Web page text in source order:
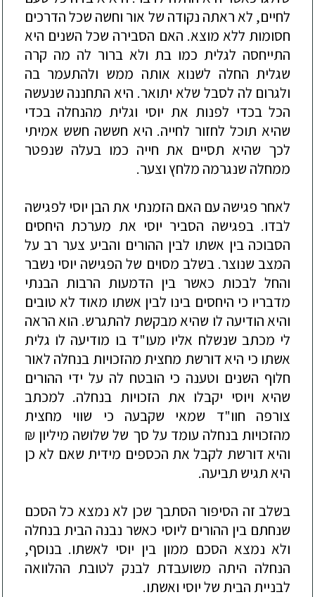
לחיים, לא ראתה נקודה של אור וחשה שכל הדרכים
חסומות ללא מוצא. האם הסבירה שכל השנים היא
התייחסה לגלית כמו בת ולא ברור לה מה קרה
שגלית החלה לשנוא אותה ממש ולהתעמר בה
ולגרום לה לסבל שלא יתואר. היא התחננה שנעשה
הכל בכדי לפנות את יוסי וגלית מהנחלה בכדי
שהיא תוכל לחזור לחייה. היא חששה חשש אמיתי
לכך שהיא תסיים את חייה כמו בעלה שנפטר
ממחלה שנגרמה מלחץ וצער.
לאחר פגישה עם האם הזמנתי את הבן יוסי לפגישה
לבדו. בפגישה הסביר יוסי את מערכת היחסים
הסבוכה בין אשתו לבין ההורים והביע צער רב על
המצב שנוצר. בשלב מסוים של הפגישה יוסי נשבר
והחל לבכות כאשר בין הדמעות הרבות הבנתי
מדבריו כי היחסים בינו לבין אשתו מאוד לא טובים
והיא הודיעה לו שהיא מבקשת להתגרש. הוא הראה
לי מכתב שנשלח אליו מעו"ד בו מודיעה לו גלית
אשתו כי היא דורשת מחצית מהזכויות בנחלה לאור
חלוף השנים וטענה כי הובטח לה על ידי ההורים
שהיא ויוסי יקבלו את הזכויות בנחלה. למכתב
צורפה חוו"ד שמאי שקבעה כי שווי מחצית
מהזכויות בנחלה עומד על סך של שלושה מיליון ₪
והיא דורשת לקבל את הכספים מידית שאם לא כן
היא תגיש תביעה.
בשלב זה הסיפור הסתבך שכן לא נמצא כל הסכם
שנחתם בין ההורים ליוסי כאשר נבנה הבית בנחלה
ולא נמצא הסכם ממון בין יוסי לאשתו. בנוסף,
הנחלה היתה משועבדת לבנק לטובת ההלוואה
לבניית הבית של יוסי ואשתו.